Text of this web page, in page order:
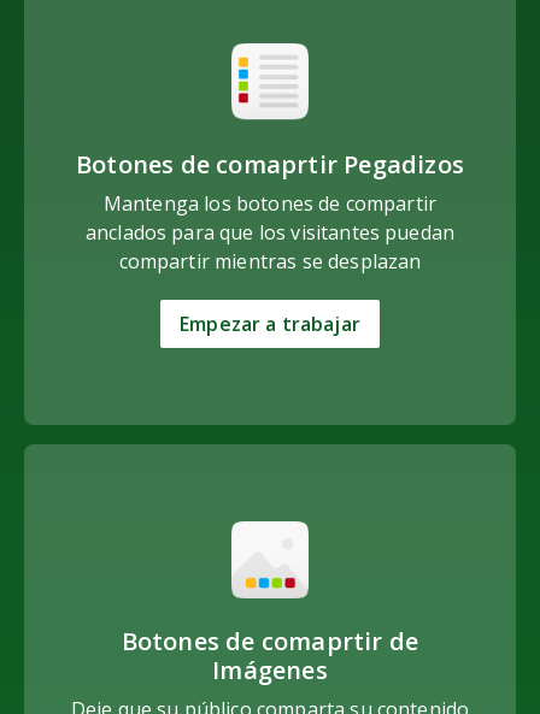
Botones de comaprtir Pegadizos
Mantenga los botones de compartir
anclados para que los visitantes puedan
compartir mientras se desplazan
Empezar a trabajar
Botones de comaprtir de
Imágenes
Deje que su público comparta su contenido